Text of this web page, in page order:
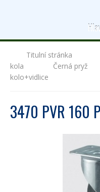
Titulní stránka
kola
Černá pryž
kolo+vidlice
3470 PVR 160